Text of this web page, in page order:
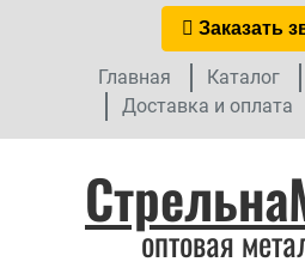
Заказать
Главная Каталог
Доставка и оплата
оптовая